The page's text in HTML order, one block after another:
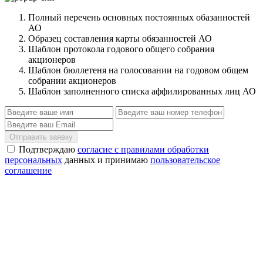
Полный перечень основных постоянных обазанностей
АО
Образец составления карты обязанностей АО
Шаблон протокола годового общего собрания
акционеров
Шаблон бюллетеня на голосовании на годовом общем
собрании акционеров
Шаблон заполненного списка аффилированных лиц АО
Отправить заявку
Подтверждаю согласие с правилами обработки
персональных данных и принимаю пользовательское
соглашение